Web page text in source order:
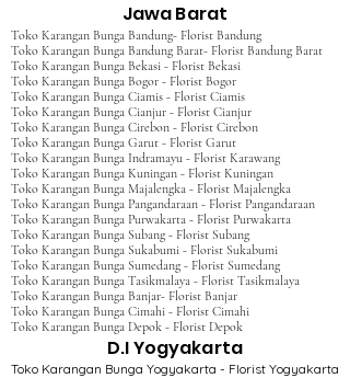
Jawa Barat
Toko Karangan Bunga Bandung- Florist Bandung
Toko Karangan Bunga Bandung Barat- Florist Bandung Barat
Toko Karangan Bunga Bekasi - Florist Bekasi
Toko Karangan Bunga Bogor - Florist Bogor
Toko Karangan Bunga Ciamis - Florist Ciamis
Toko Karangan Bunga Cianjur - Florist Cianjur
Toko Karangan Bunga Cirebon - Florist Cirebon
Toko Karangan Bunga Garut - Florist Garut
Toko Karangan Bunga Indramayu - Florist Karawang
Toko Karangan Bunga Kuningan - Florist Kuningan
Toko Karangan Bunga Majalengka - Florist Majalengka
Toko Karangan Bunga Pangandaraan - Florist Pangandaraan
Toko Karangan Bunga Purwakarta - Florist Purwakarta
Toko Karangan Bunga Subang - Florist Subang
Toko Karangan Bunga Sukabumi - Florist Sukabumi
Toko Karangan Bunga Sumedang - Florist Sumedang
Toko Karangan Bunga Tasikmalaya - Florist Tasikmalaya
Toko Karangan Bunga Banjar- Florist Banjar
Toko Karangan Bunga Cimahi - Florist Cimahi
Toko Karangan Bunga Depok - Florist Depok
D.I Yogyakarta
Toko Karangan Bunga Yogyakarta - Florist Yogyakarta